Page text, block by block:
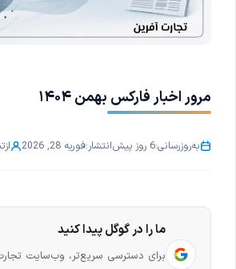
مرور اخبار فارکس بهمن ۱۴۰۴
به‌روزرسانی:6 روز پیش انتشار:فوریه 28, 2026 از
ما را در گوگل پیدا کنید
برای دسترسی سریع‌تر، وب‌سایت